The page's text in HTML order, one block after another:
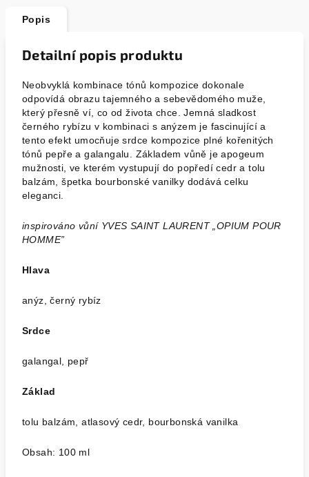
Popis
Detailní popis produktu
Neobvyklá kombinace tónů kompozice dokonale
odpovídá obrazu tajemného a sebevědomého muže,
který přesně ví, co od života chce. Jemná sladkost
černého rybízu v kombinaci s anýzem je fascinující a
tento efekt umocňuje srdce kompozice plné kořenitých
tónů pepře a galangalu. Základem vůně je apogeum
mužnosti, ve kterém vystupují do popředí cedr a tolu
balzám, špetka bourbonské vanilky dodává celku
eleganci.
inspirováno vůní YVES SAINT LAURENT „OPIUM POUR
HOMME”
Hlava
anýz, černý rybíz
Srdce
galangal, pepř
Základ
tolu balzám, atlasový cedr, bourbonská vanilka
Obsah: 100 ml